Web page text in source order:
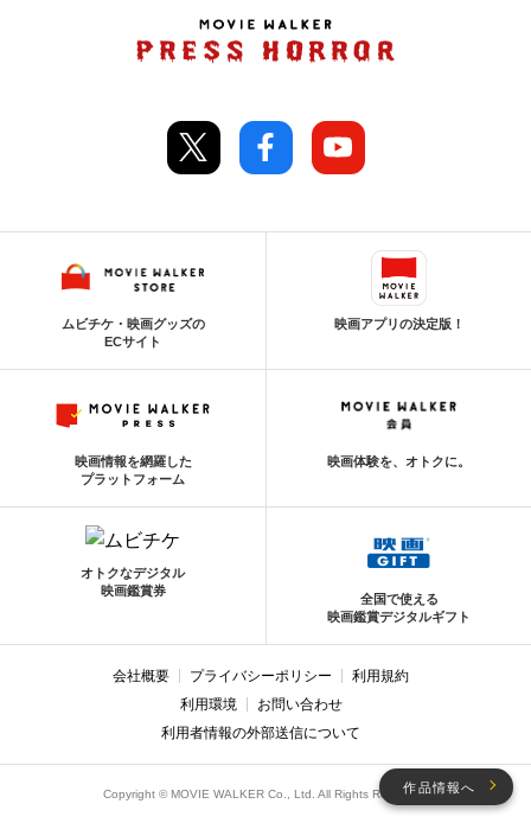
作品情報へ
ムビチケ・映画グッズの
ECサイト
映画アプリの決定版！
映画情報を網羅した
プラットフォーム
映画体験を、オトクに。
オトクなデジタル
映画鑑賞券
全国で使える
映画鑑賞デジタルギフト
会社概要 プライバシーポリシー
利用規約
利用環境
お問い合わせ
利用者情報の外部送信について
Copyright © MOVIE WALKER Co., Ltd. All Rights Reserved.